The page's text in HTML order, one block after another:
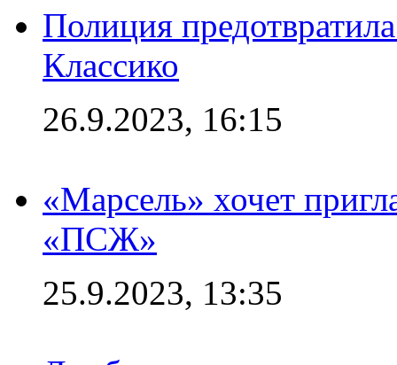
Полиция
Классико
26.9.2023, 16:15
«Марсель» хочет
«ПСЖ»
25.9.2023, 13:35